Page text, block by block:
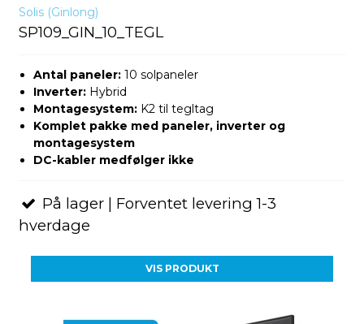
Solis (Ginlong)
SP109_GIN_10_TEGL
Antal paneler:10 solpaneler
Inverter:Hybrid
Montagesystem:K2 til tegltag
Komplet pakke med paneler, inverter og
montagesystem
DC-kabler medfølger ikke
På lager | Forventet levering 1-3
hverdage
VIS PRODUKT